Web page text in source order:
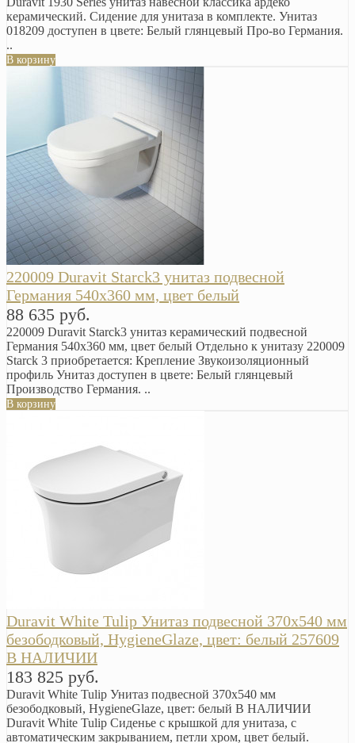
керамический. Сидение для унитаза в комплекте. Унитаз
018209 доступен в цвете: Белый глянцевый Про-во Германия.
..
В корзину
220009 Duravit Starck3 унитаз подвесной
Германия 540х360 мм, цвет белый
88 635 руб.
220009 Duravit Starck3 унитаз керамический подвесной
Германия 540х360 мм, цвет белый Отдельно к унитазу 220009
Starck 3 приобретается: Крепление Звукоизоляционный
профиль Унитаз доступен в цвете: Белый глянцевый
Производство Германия. ..
В корзину
Duravit White Tulip Унитаз подвесной 370х540 мм
безободковый, HygieneGlaze, цвет: белый 257609
В НАЛИЧИИ
183 825 руб.
Duravit White Tulip Унитаз подвесной 370х540 мм
безободковый, HygieneGlaze, цвет: белый В НАЛИЧИИ
Duravit White Tulip Сиденье с крышкой для унитаза, с
автоматическим закрыванием, петли хром, цвет белый.